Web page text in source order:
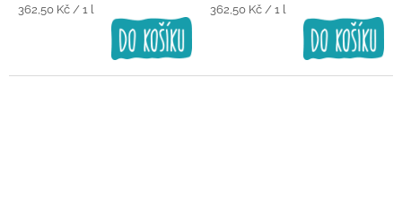
Měrná
362,50 Kč / 1 l
Měrná
362,50 Kč / 1 l